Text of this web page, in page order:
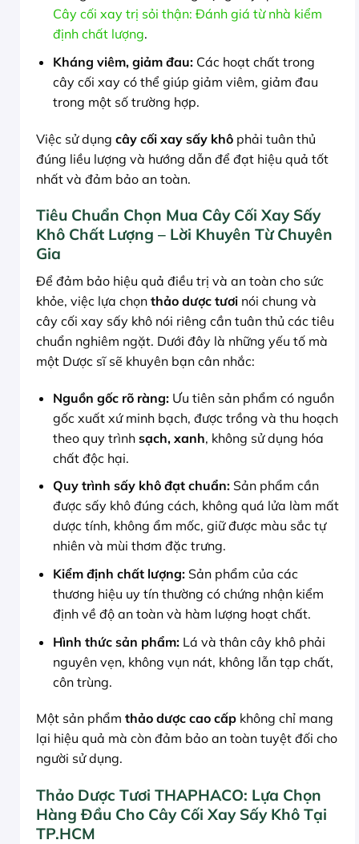
Cây cối xay trị sỏi thận: Đánh giá từ nhà kiểm
định chất lượng.
Kháng viêm, giảm đau:Các hoạt chất trong
cây cối xay có thể giúp giảm viêm, giảm đau
trong một số trường hợp.
Việc sử dụng cây cối xay sấy khô phải tuân thủ
đúng liều lượng và hướng dẫn để đạt hiệu quả tốt
nhất và đảm bảo an toàn.
Tiêu Chuẩn Chọn Mua Cây Cối Xay Sấy
Khô Chất Lượng – Lời Khuyên Từ Chuyên
Gia
Để đảm bảo hiệu quả điều trị và an toàn cho sức
khỏe, việc lựa chọn thảo dược tươi nói chung và
cây cối xay sấy khô nói riêng cần tuân thủ các tiêu
chuẩn nghiêm ngặt. Dưới đây là những yếu tố mà
một Dược sĩ sẽ khuyên bạn cân nhắc:
Nguồn gốc rõ ràng:Ưu tiên sản phẩm có nguồn
gốc xuất xứ minh bạch, được trồng và thu hoạch
theo quy trình sạch, xanh, không sử dụng hóa
chất độc hại.
Quy trình sấy khô đạt chuẩn:Sản phẩm cần
được sấy khô đúng cách, không quá lửa làm mất
dược tính, không ẩm mốc, giữ được màu sắc tự
nhiên và mùi thơm đặc trưng.
Kiểm định chất lượng:Sản phẩm của các
thương hiệu uy tín thường có chứng nhận kiểm
định về độ an toàn và hàm lượng hoạt chất.
Hình thức sản phẩm:Lá và thân cây khô phải
nguyên vẹn, không vụn nát, không lẫn tạp chất,
côn trùng.
Một sản phẩm thảo dược cao cấp không chỉ mang
lại hiệu quả mà còn đảm bảo an toàn tuyệt đối cho
người sử dụng.
Thảo Dược Tươi THAPHACO: Lựa Chọn
Hàng Đầu Cho Cây Cối Xay Sấy Khô Tại
TP.HCM